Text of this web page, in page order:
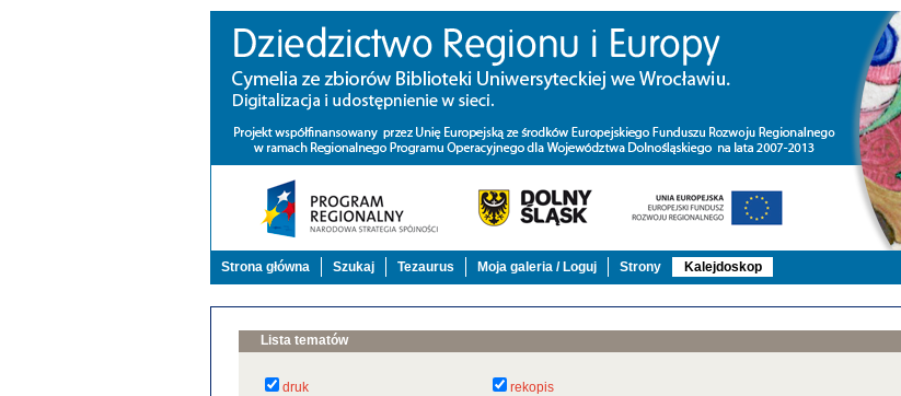
Strona główna Szukaj Tezaurus Moja galeria / Loguj Strony Kalejdoskop
Lista tematów
druk rekopis